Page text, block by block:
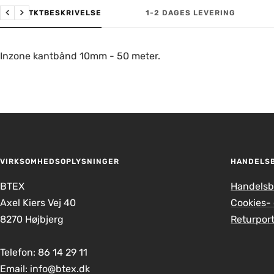
PRODUTKTBESKRIVELSE 1-2 DAGES LEVERING
ForrigeNæste
Inzone kantbånd 10mm - 50 meter.
VIRKSOMHEDSOPLYSNINGER
BTEX
Axel Kiers Vej 40
8270 Højbjerg
Telefon: 86 14 29 11
Email: info@btex.dk